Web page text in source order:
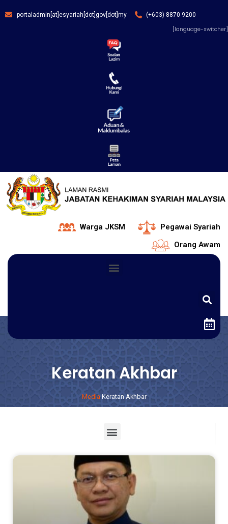
portaladmin[at]esyariah[dot]gov[dot]my (+603) 8870 9200
[language-switcher]
Warga JKSM
Pegawai Syariah
Orang Awam
Keratan Akhbar
Media Keratan Akhbar